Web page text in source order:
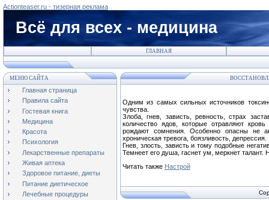
Actionteaser.ru - тизерная реклама
Всё для всех - медицина
ГЛАВНАЯ
МЕНЮ САЙТА
Главная страница
Правила сайта
Гостевая книга
Медицина
Красота
Психология
Лекарственные препараты
Живая аптека
Здоровое питание, диеты
Питание диетическое
Лечебные процедуры
Одним из самых сильных источников
чувства.
Злоба, гнев, зависть, ревность, страх
количество ядов, которые отравляют
рождают сомнения. Особенно опасны не
хроническая тревога, боязливость, депрессия.
Гнев, злость, зависть и тому подобные
Темнеет его душа, гаснет ум, меркнет
Читать также Настрой